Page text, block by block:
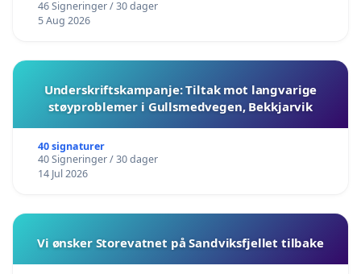
46 Signeringer / 30 dager
5 Aug 2026
Underskriftskampanje: Tiltak mot langvarige
støyproblemer i Gullsmedvegen, Bekkjarvik
40 signaturer
40 Signeringer / 30 dager
14 Jul 2026
Vi ønsker Storevatnet på Sandviksfjellet tilbake